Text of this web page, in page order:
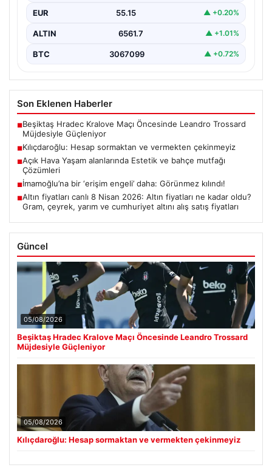
EUR 55.15 ▲ +0.20%
ALTIN 6561.7 ▲ +1.01%
BTC 3067099 ▲ +0.72%
Son Eklenen Haberler
■Beşiktaş Hradec Kralove Maçı Öncesinde Leandro Trossard
Müjdesiyle Güçleniyor
■Kılıçdaroğlu: Hesap sormaktan ve vermekten çekinmeyiz
■Açık Hava Yaşam alanlarında Estetik ve bahçe mutfağı
Çözümleri
■İmamoğlu’na bir ‘erişim engeli’ daha: Görünmez kılındı!
■Altın fiyatları canlı 8 Nisan 2026: Altın fiyatları ne kadar oldu?
Gram, çeyrek, yarım ve cumhuriyet altını alış satış fiyatları
Güncel
05/08/2026
Beşiktaş Hradec Kralove Maçı Öncesinde Leandro Trossard
Müjdesiyle Güçleniyor
05/08/2026
Kılıçdaroğlu: Hesap sormaktan ve vermekten çekinmeyiz